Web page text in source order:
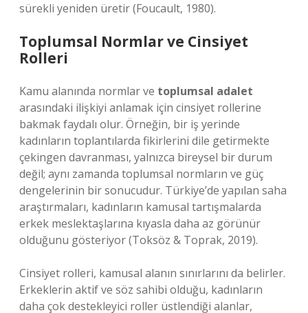
sürekli yeniden üretir (Foucault, 1980).
Toplumsal Normlar ve Cinsiyet
Rolleri
Kamu alanında normlar ve toplumsal adalet
arasındaki ilişkiyi anlamak için cinsiyet rollerine
bakmak faydalı olur. Örneğin, bir iş yerinde
kadınların toplantılarda fikirlerini dile getirmekte
çekingen davranması, yalnızca bireysel bir durum
değil; aynı zamanda toplumsal normların ve güç
dengelerinin bir sonucudur. Türkiye’de yapılan saha
araştırmaları, kadınların kamusal tartışmalarda
erkek meslektaşlarına kıyasla daha az görünür
olduğunu gösteriyor (Toksöz & Toprak, 2019).
Cinsiyet rolleri, kamusal alanın sınırlarını da belirler.
Erkeklerin aktif ve söz sahibi olduğu, kadınların
daha çok destekleyici roller üstlendiği alanlar,